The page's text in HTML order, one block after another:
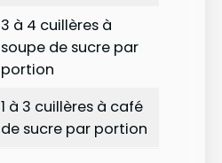
3 à 4 cuillères à
soupe de sucre par
portion
1 à 3 cuillères à café
de sucre par portion